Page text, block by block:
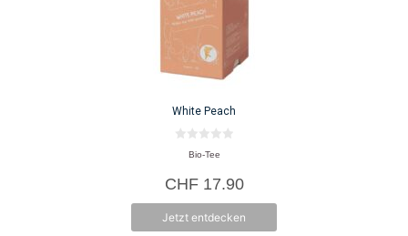
White Peach
n
5
Bio-Tee
CHF17.90
Jetzt entdecken